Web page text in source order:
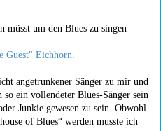
müsst um den Blues zu singen
Guest" Eichhorn.
angetrunkener Sänger zu mir und
ein vollendeter Blues-Sänger sein
Junkie gewesen zu sein. Obwohl
of Blues“ werden musste ich